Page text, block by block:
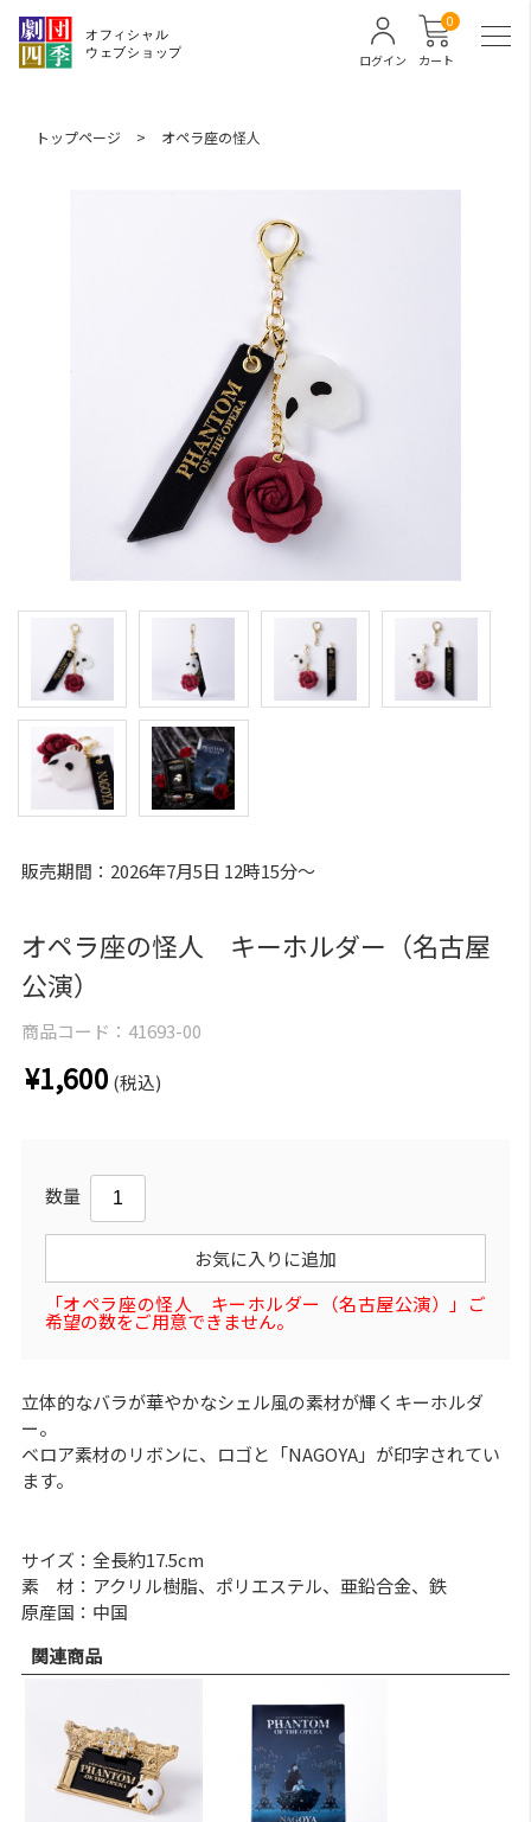
カート
0
ログイン
トップページ > オペラ座の怪人
販売期間：2026年7月5日 12時15分～
オペラ座の怪人 キーホルダー（名古屋
公演）
商品コード： 41693-00
¥1,600 (税込)
数量
お気に入りに追加
「オペラ座の怪人 キーホルダー（名古屋公演）」ご
希望の数をご用意できません。
立体的なバラが華やかなシェル風の素材が輝くキーホルダ
ー。
ベロア素材のリボンに、ロゴと「NAGOYA」が印字されてい
ます。
サイズ：全長約17.5cm
素 材：アクリル樹脂、ポリエステル、亜鉛合金、鉄
原産国：中国
関連商品